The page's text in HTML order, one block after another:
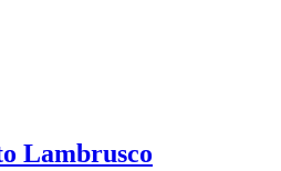
Lambrusco